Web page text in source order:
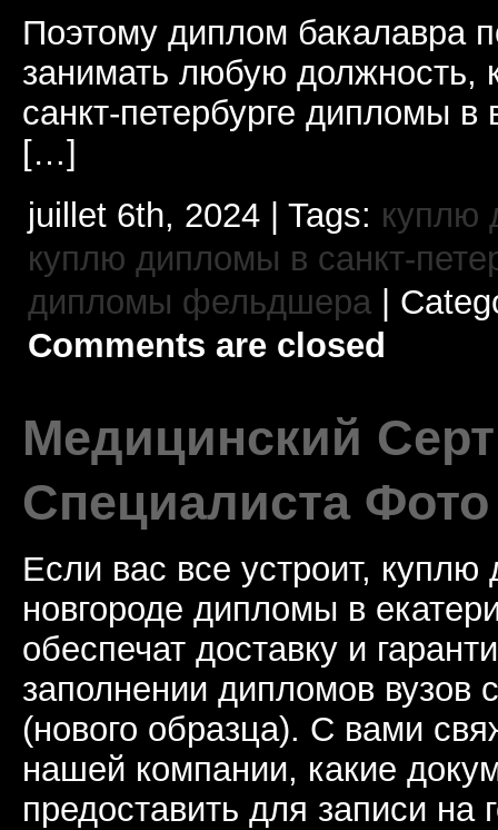
Поэтому диплом бакалавра
занимать любую должность,
санкт-петербурге дипломы
[…]
juillet 6th, 2024 | Tags: куплю
куплю дипломы в санкт-
дипломы фельдшера|
Comments are closed
Медицинский
Специалиста Фото
Если вас все устроит,
новгороде дипломы в
обеспечат доставку и
заполнении дипломов вузов
(нового образца). С вами
нашей компании, какие
предоставить для записи на